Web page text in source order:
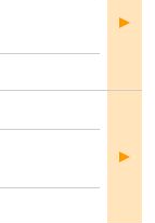
部屋
詳細
部屋
詳細